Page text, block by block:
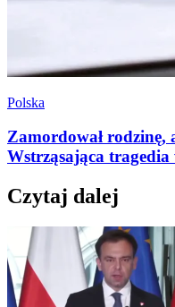
Polska
Zamordował rodzinę,
Wstrząsająca
Czytaj dalej